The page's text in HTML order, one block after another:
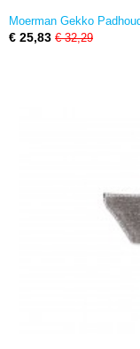
Moerman Gekko
€ 25,83 € 32,29